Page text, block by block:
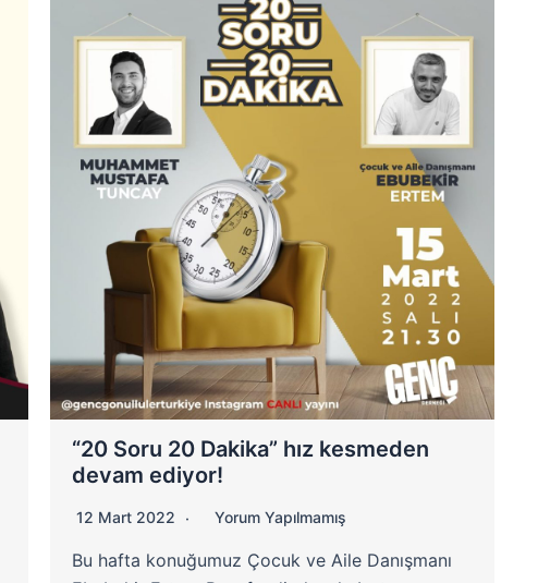
“20 Soru 20 Dakika” hız kesmeden
devam ediyor!
12 Mart 2022 Yorum Yapılmamış
Bu hafta konuğumuz Çocuk ve Aile Danışmanı